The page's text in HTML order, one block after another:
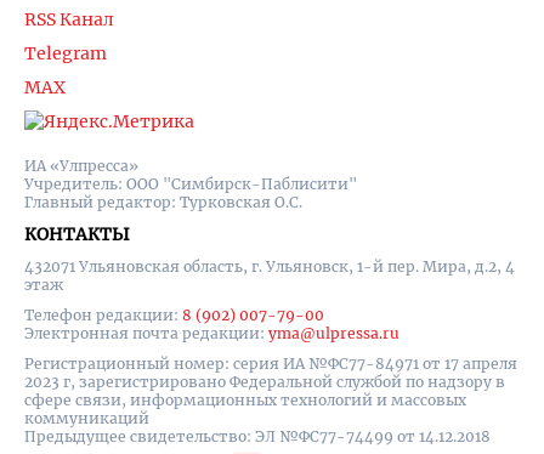
ИА «Улпресса»
Учредитель: ООО "Симбирск-Паблисити"
Главный редактор: Турковская О.С.
КОНТАКТЫ
432071 Ульяновская область, г. Ульяновск, 1-й пер. Мира, д.2, 4
этаж
Телефон редакции: 8 (902) 007-79-00
Электронная почта редакции: yma@ulpressa.ru
Регистрационный номер: серия ИА №ФС77-84971 от 17 апреля
2023 г, зарегистрировано Федеральной службой по надзору в
сфере связи, информационных технологий и массовых
коммуникаций
Предыдущее свидетельство: ЭЛ №ФС77-74499 от 14.12.2018
RSS Канал
Telegram
MAX